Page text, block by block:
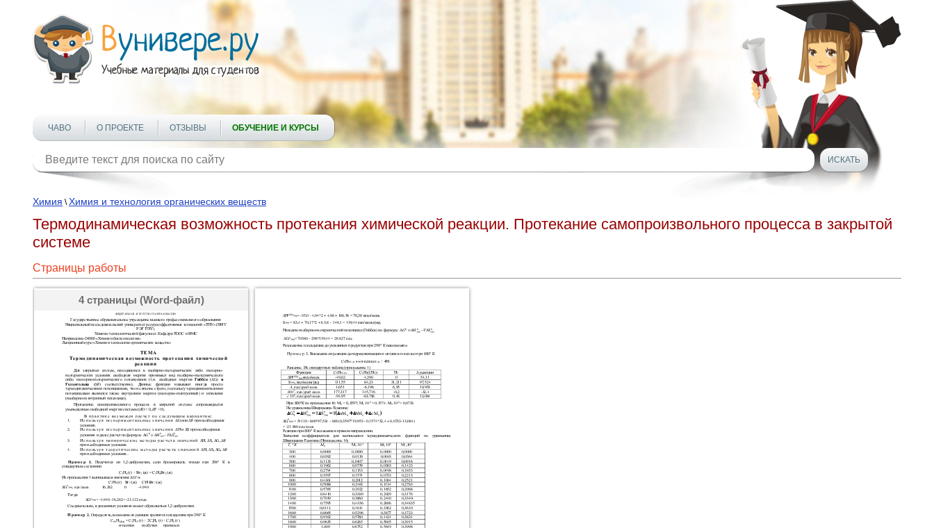
ЧАВО О ПРОЕКТЕ ОТЗЫВЫ ОБУЧЕНИЕ И КУРСЫ
Химия \Химия и технология органических веществ
Термодинамическая возможность протекания химической реакции. Протекание самопроизвольного процесса в закрытой
системе
Страницы работы
4 страницы (Word-файл)